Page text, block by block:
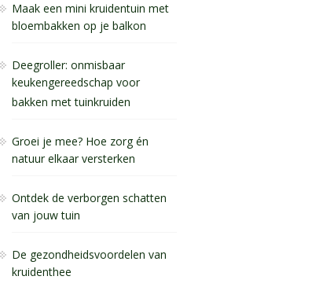
Maak een mini kruidentuin met
bloembakken op je balkon
Deegroller: onmisbaar
keukengereedschap voor
bakken met tuinkruiden
Groei je mee? Hoe zorg én
natuur elkaar versterken
Ontdek de verborgen schatten
van jouw tuin
De gezondheidsvoordelen van
kruidenthee